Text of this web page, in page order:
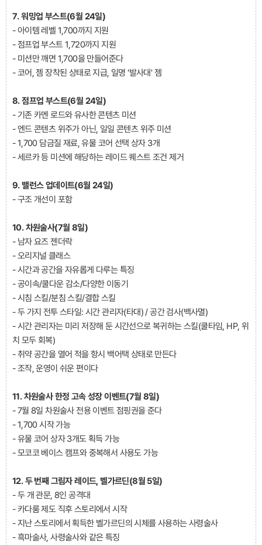
7. 워밍업 부스트(6월 24일)
- 아이템 레벨 1,700까지 지원
- 점프업 부스트 1,720까지 지원
- 미션만 깨면 1,700을 만들어준다
- 코어, 젬 장착된 상태로 지급, 일명 '발사대' 젬
8. 점프업 부스트(6월 24일)
- 기존 카멘 로드와 유사한 콘텐츠 미션
- 엔드 콘텐츠 위주가 아닌, 일일 콘텐츠 위주 미션
- 1,700 담금질 재료, 유물 코어 선택 상자 3개
- 세르카 등 미션에 해당하는 레이드 퀘스트 조건 제거
9. 밸런스 업데이트(6월 24일)
- 구조 개선이 포함
10. 차원술사(7월 8일)
- 남자 요즈 젠더락
- 오리지널 클래스
- 시간과 공간을 자유롭게 다루는 특징
- 공이속/쿨다운 감소/다양한 이동기
- 시침 스킬/분침 스킬/결합 스킬
- 두 가지 전투 스타일: 시간 관리자(타대) / 공간 검사(백사멸)
- 시간 관리자는 미리 저장해 둔 시간선으로 복귀하는 스킬(쿨타임, HP, 위
치 모두 회복)
- 취약 공간을 열어 적을 항시 백어택 상태로 만든다
- 조작, 운영이 쉬운 편이다
11. 차원술사 한정 고속 성장 이벤트(7월 8일)
- 7월 8일 차원술사 전용 이벤트 점핑권을 준다
- 1,700 시작 가능
- 유물 코어 상자 3개도 획득 가능
- 모코코 베이스 캠프와 중복해서 사용도 가능
12. 두 번째 그림자 레이드, 벨가르딘(8월 5일)
- 두 개 관문, 8인 공격대
- 카다룸 제도 직후 스토리에서 시작
- 지난 스토리에서 획득한 벨가르딘의 시체를 사용하는 사령술사
- 흑마술사, 사령술사와 같은 특징